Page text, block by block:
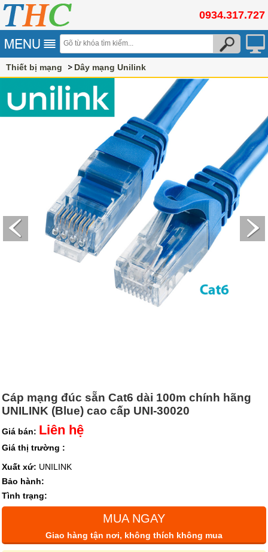
0934.317.727
Thiết bị mạng Dây mạng Unilink
Cáp mạng đúc sẵn Cat6 dài 100m chính hãng
UNILINK (Blue) cao cấp UNI-30020
Giá bán: Liên hệ
Giá thị trường :
Xuất xứ: UNILINK
Bảo hành:
Tình trạng:
MUA NGAY
Giao hàng tận nơi, không thích không mua